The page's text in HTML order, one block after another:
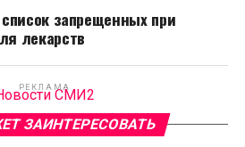
запрещенных при
лекарств
РЕКЛАМАСМИ2
ЗАИНТЕРЕСОВАТЬ